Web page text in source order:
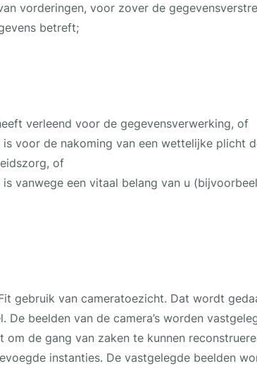
vorderingen, voor zover de
betreft;
verleend voor de gegevensverwerking, of
voor de nakoming van een wettelijke plicht
of
vanwege een vitaal belang van u
gebruik van cameratoezicht. Dat wordt
beelden van de camera’s worden
de gang van zaken te kunnen
instanties. De vastgelegde beelden